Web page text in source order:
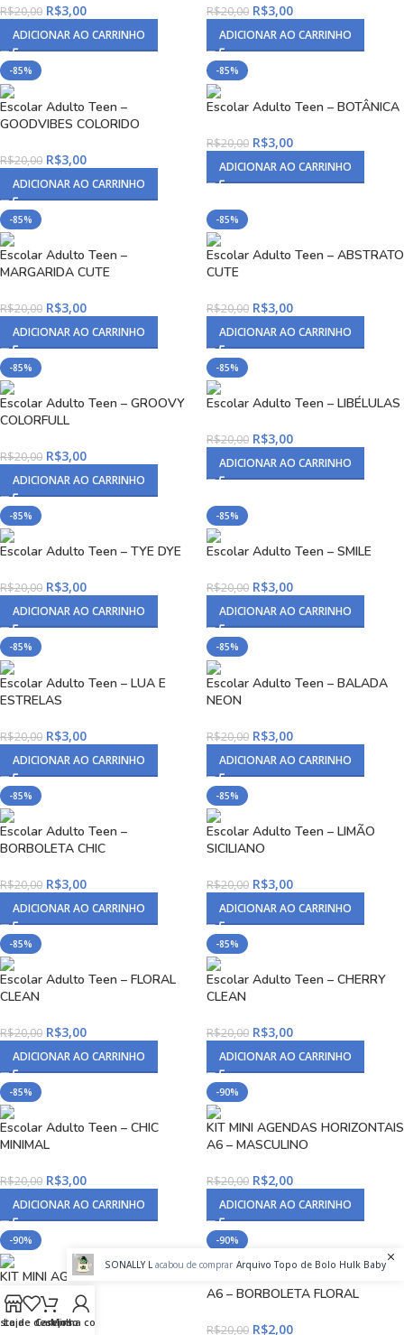
R$20,00 R$3,00
ADICIONAR AO CARRINHO
R$20,00 R$3,00
ADICIONAR AO CARRINHO
-85%
Escolar Adulto Teen –
GOODVIBES COLORIDO
R$20,00 R$3,00
ADICIONAR AO CARRINHO
-85%
Escolar Adulto Teen – BOTÂNICA
R$20,00 R$3,00
ADICIONAR AO CARRINHO
-85%
Escolar Adulto Teen –
MARGARIDA CUTE
R$20,00 R$3,00
ADICIONAR AO CARRINHO
-85%
Escolar Adulto Teen – ABSTRATO
CUTE
R$20,00 R$3,00
ADICIONAR AO CARRINHO
-85%
Escolar Adulto Teen – GROOVY
COLORFULL
R$20,00 R$3,00
ADICIONAR AO CARRINHO
-85%
Escolar Adulto Teen – LIBÉLULAS
R$20,00 R$3,00
ADICIONAR AO CARRINHO
-85%
Escolar Adulto Teen – TYE DYE
R$20,00 R$3,00
ADICIONAR AO CARRINHO
-85%
Escolar Adulto Teen – SMILE
R$20,00 R$3,00
ADICIONAR AO CARRINHO
-85%
Escolar Adulto Teen – LUA E
ESTRELAS
R$20,00 R$3,00
ADICIONAR AO CARRINHO
-85%
Escolar Adulto Teen – BALADA
NEON
R$20,00 R$3,00
ADICIONAR AO CARRINHO
-85%
Escolar Adulto Teen –
BORBOLETA CHIC
R$20,00 R$3,00
ADICIONAR AO CARRINHO
-85%
Escolar Adulto Teen – LIMÃO
SICILIANO
R$20,00 R$3,00
ADICIONAR AO CARRINHO
-85%
Escolar Adulto Teen – FLORAL
CLEAN
R$20,00 R$3,00
ADICIONAR AO CARRINHO
-85%
Escolar Adulto Teen – CHERRY
CLEAN
R$20,00 R$3,00
ADICIONAR AO CARRINHO
-85%
Escolar Adulto Teen – CHIC
MINIMAL
R$20,00 R$3,00
ADICIONAR AO CARRINHO
-90%
KIT MINI AGENDAS HORIZONTAIS
A6 – MASCULINO
R$20,00 R$2,00
ADICIONAR AO CARRINHO
-90%
KIT MINI AGENDAS HORIZONTAIS
A6 – CHERRY
R$20,00 R$2,00
-90%
KIT MINI AGENDAS HORIZONTAIS
A6 – BORBOLETA FLORAL
R$20,00 R$2,00
Lojade desejos
Carrinho
Minha conta
SONALLY L acabou de comprar Arquivo Topo de Bolo Hulk Baby